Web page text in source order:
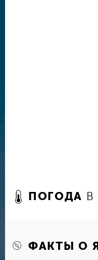
ПОГОДА В
ФАКТЫ О